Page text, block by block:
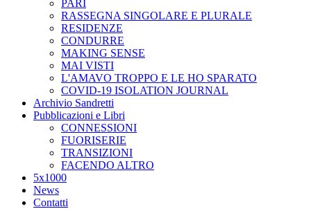
PARI
RASSEGNA SINGOLARE E PLURALE
RESIDENZE
CONDURRE
MAKING SENSE
MAI VISTI
L'AMAVO TROPPO E LE HO SPARATO
COVID-19 ISOLATION JOURNAL
Archivio Sandretti
Pubblicazioni e Libri
CONNESSIONI
FUORISERIE
TRANSIZIONI
FACENDO ALTRO
5x1000
News
Contatti